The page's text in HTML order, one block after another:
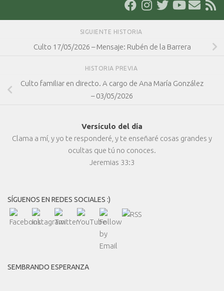
SIGUIENTE HISTORIA
Culto 17/05/2026 – Mensaje: Rubén de la Barrera
HISTORIA PREVIA
Culto familiar en directo. A cargo de Ana María González
– 03/05/2026
Versículo del día
Clama a mí, y yo te responderé, y te enseñaré cosas grandes y
ocultas que tú no conoces.
Jeremias 33:3
SÍGUENOS EN REDES SOCIALES :)
SEMBRANDO ESPERANZA